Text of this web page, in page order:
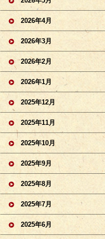
2026年4月
2026年3月
2026年2月
2026年1月
2025年12月
2025年11月
2025年10月
2025年9月
2025年8月
2025年7月
2025年6月